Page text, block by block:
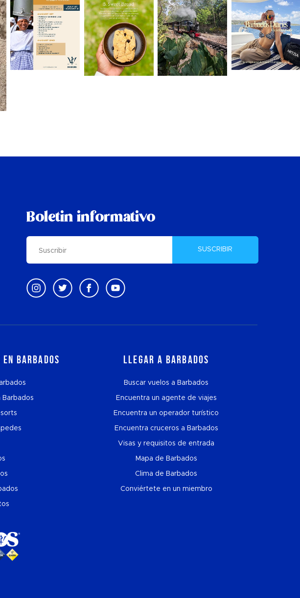
Boletin informativo
SUSCRIBIR
Barbados
Barbados
Llegar a Barbados
Buscar vuelos a Barbados
Encuentra un agente de viajes
Encuentra un operador turístico
Encuentra cruceros a Barbados
Visas y requisitos de entrada
Mapa de Barbados
Clima de Barbados
Conviértete en un miembro